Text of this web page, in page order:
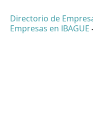
Directorio de
Empresas en IBAGUE